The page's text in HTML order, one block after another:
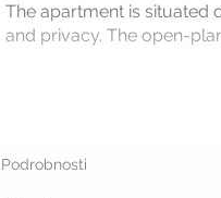
The apartment is situated
and privacy. The open-
Podrobnosti